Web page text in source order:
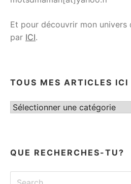
Et pour découvrir mon univers
par ICI.
TOUS MES ARTICLES ICI
Tous
QUE RECHERCHES-TU?
Search